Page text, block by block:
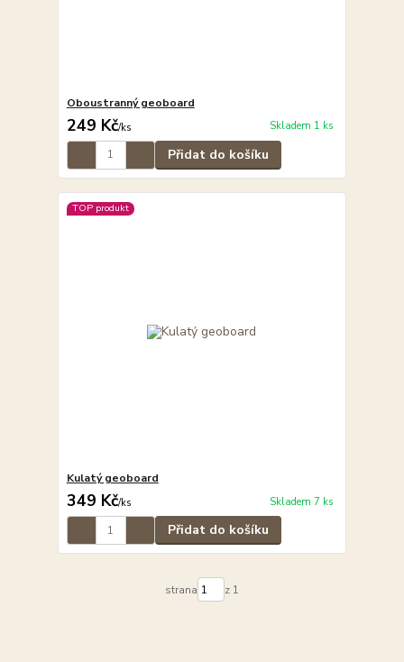
Oboustranný geoboard
249 Kč/ks Skladem 1 ks
Přidat do košíku
TOP produkt
Kulatý geoboard
349 Kč/ks Skladem 7 ks
Přidat do košíku
strana z 1